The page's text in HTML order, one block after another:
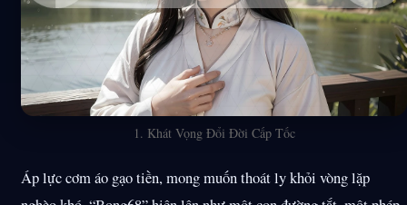
1. Khát Vọng Đổi Đời Cấp Tốc
Áp lực cơm áo gạo tiền, mong muốn thoát ly khỏi vòng lặp